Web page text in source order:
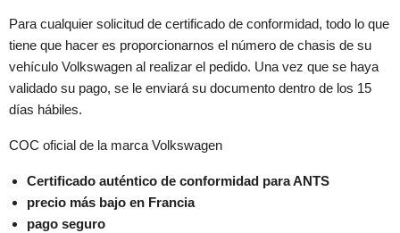
Para cualquier solicitud de certificado de conformidad, todo lo que
tiene que hacer es proporcionarnos el número de chasis de su
vehículo Volkswagen al realizar el pedido. Una vez que se haya
validado su pago, se le enviará su documento dentro de los 15
días hábiles.
COC oficial de la marca Volkswagen
Certificado auténtico de conformidad para ANTS
precio más bajo en Francia
pago seguro